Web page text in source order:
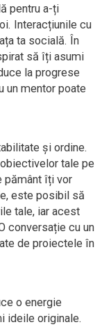
pentru a-ți
Interacțiunile cu
ta socială. În
să îți asumi
la progrese
un mentor poate
și ordine.
tale pe
pământ îți vor
este posibil să
tale, iar acest
conversație cu un
de proiectele în
o energie
ideile originale.